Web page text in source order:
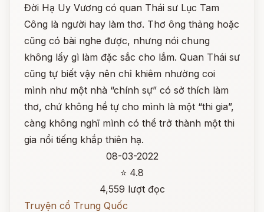
Đời Hạ Uy Vương có quan Thái sư Lục Tam
Công là người hay làm thơ. Thơ ông thảng hoặc
cũng có bài nghe được, nhưng nói chung
không lấy gì làm đặc sắc cho lắm. Quan Thái sư
cũng tự biết vậy nên chỉ khiêm nhường coi
mình như một nhà “chính sự” có sở thích làm
thơ, chứ không hề tự cho mình là một “thi gia”,
càng không nghĩ mình có thể trở thành một thi
gia nổi tiếng khắp thiên hạ.
08-03-2022
⭐ 4.8
4,559 lượt đọc
Truyện cổ Trung Quốc